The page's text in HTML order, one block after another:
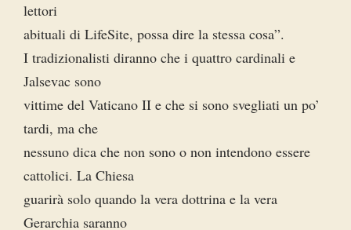
lettori
abituali di LifeSite, possa dire la stessa cosa”.
I tradizionalisti diranno che i quattro cardinali e
Jalsevac sono
vittime del Vaticano II e che si sono svegliati un po’
tardi, ma che
nessuno dica che non sono o non intendono essere
cattolici. La Chiesa
guarirà solo quando la vera dottrina e la vera
Gerarchia saranno